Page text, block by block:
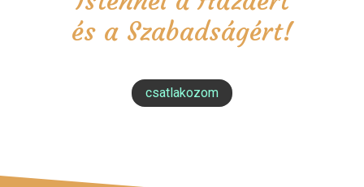
és a Szabadságért!
csatlakozom